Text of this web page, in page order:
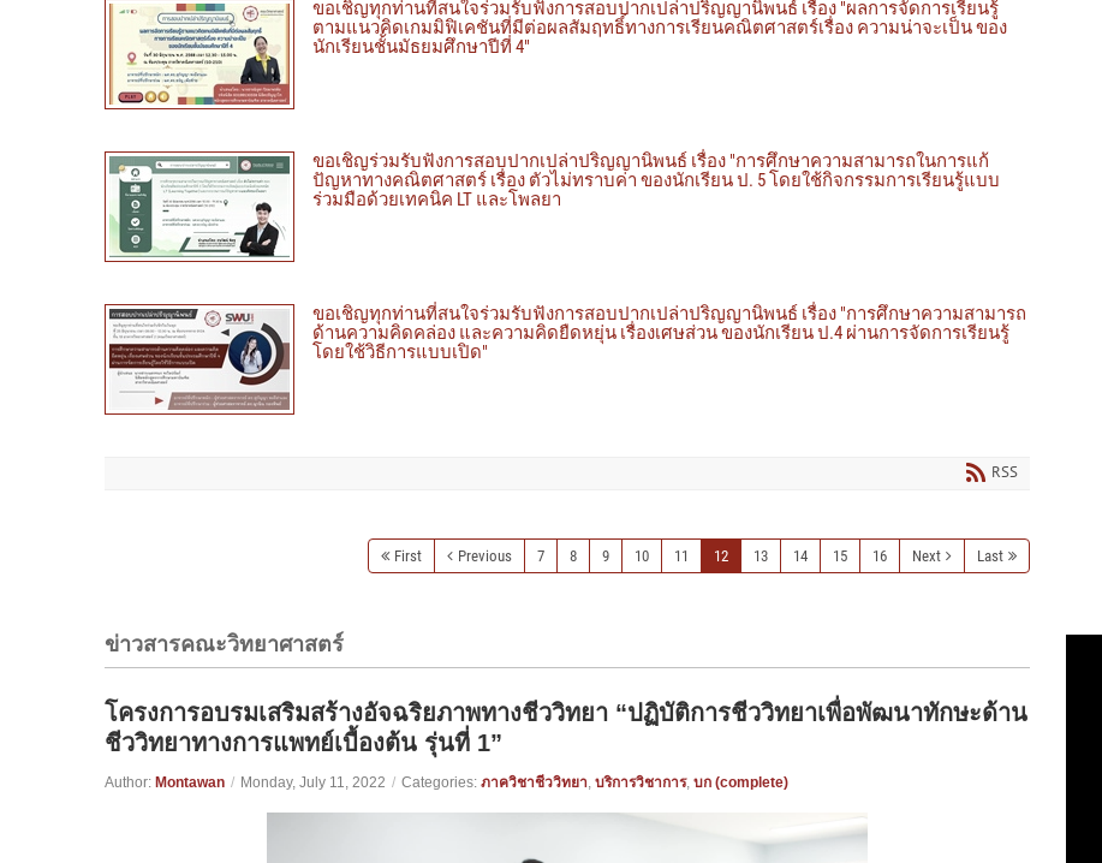
ขอเชิญทุกท่านที่สนใจร่วมรับฟังการสอบปากเปล่าปริญญานิพนธ์ เรื่อง "ผลการจัดการเรียนรู้
ตามแนวคิดเกมมิฟิเคชันที่มีต่อผลสัมฤทธิ์ทางการเรียนคณิตศาสตร์เรื่อง ความน่าจะเป็น ของ
นักเรียนชั้นมัธยมศึกษาปีที่ 4"
ขอเชิญร่วมรับฟังการสอบปากเปล่าปริญญานิพนธ์ เรื่อง "การศึกษาความสามารถในการแก้
ปัญหาทางคณิตศาสตร์ เรื่อง ตัวไม่ทราบค่า ของนักเรียน ป. 5 โดยใช้กิจกรรมการเรียนรู้แบบ
ร่วมมือด้วยเทคนิค LT และโพลยา
ขอเชิญทุกท่านที่สนใจร่วมรับฟังการสอบปากเปล่าปริญญานิพนธ์ เรื่อง "การศึกษาความสามารถ
ด้านความคิดคล่อง และความคิดยืดหยุ่น เรื่องเศษส่วน ของนักเรียน ป.4 ผ่านการจัดการเรียนรู้
โดยใช้วิธีการแบบเปิด"
RSS
First Previous 7 8 9 10 11 12 13 14 15 16 Next Last
ข่าวสารคณะวิทยาศาสตร์
โครงการอบรมเสริมสร้างอัจฉริยภาพทางชีววิทยา “ปฏิบัติการชีววิทยาเพื่อพัฒนาทักษะด้าน
ชีววิทยาทางการแพทย์เบื้องต้น รุ่นที่ 1”
Author: Montawan / Monday, July 11, 2022 / Categories: ภาควิชาชีววิทยา, บริการวิชาการ, บก (complete)